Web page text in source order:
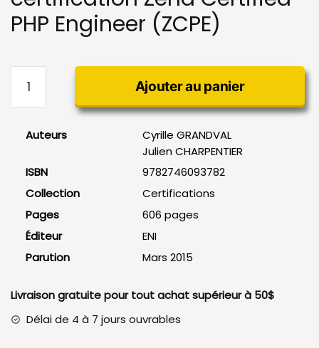
PHP Engineer (ZCPE)
PHP
certification
ZCPE
Ajouter au panier
Auteurs
Cyrille GRANDVAL
Julien CHARPENTIER
ISBN
9782746093782
Collection
Certifications
Pages
606 pages
Éditeur
ENI
Parution
Mars 2015
Livraison gratuite pour tout achat supérieur à 50$
Délai de 4 à 7 jours ouvrables